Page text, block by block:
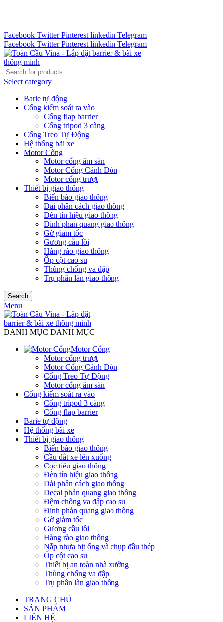
Facebook Twitter Pinterest linkedin Telegram
Facebook Twitter Pinterest linkedin Telegram
Select category
Barie tự động
Cổng kiểm soát ra vào
Cổng flap barrier
Cổng tripod 3 càng
Cổng Treo Tự Động
Hệ thống bãi xe
Motor Cổng
Motor cổng âm sàn
Motor Cổng Cánh Đòn
Motor cổng trượt
Thiết bị giao thông
Biển báo giao thông
Dải phân cách giao thông
Đèn tín hiệu giao thông
Đinh phản quang giao thông
Gờ giảm tốc
Gương cầu lồi
Hàng rào giao thông
Ốp cột cao su
Thùng chống va đập
Trụ phân làn giao thông
Search
Menu
DANH MỤC DANH MỤC
Motor Cổng
Motor cổng trượt
Motor Cổng Cánh Đòn
Cổng Treo Tự Động
Motor cổng âm sàn
Cổng kiểm soát ra vào
Cổng tripod 3 càng
Cổng flap barrier
Barie tự động
Hệ thống bãi xe
Thiết bị giao thông
Biển báo giao thông
Cầu dắt xe lên xuống
Cọc tiêu giao thông
Đèn tín hiệu giao thông
Dải phân cách giao thông
Decal phản quang giao thông
Đệm chống va đập cao su
Đinh phản quang giao thông
Gờ giảm tốc
Gương cầu lồi
Hàng rào giao thông
Nắp nhựa bịt ống và chụp đầu thép
Ốp cột cao su
Thiết bị an toàn nhà xưởng
Thùng chống va đập
Trụ phân làn giao thông
TRANG CHỦ
SẢN PHẨM
LIÊN HỆ